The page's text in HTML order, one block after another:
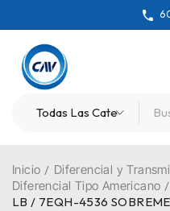
Inicio / Diferencial y
Diferencial Tipo Americano /
LB / 7EQH-4536